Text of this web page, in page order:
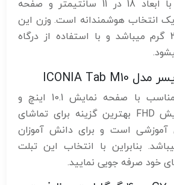
مدل Tab 7 Lite با ابعاد 18 در 11 سانتیمتر و صفحه
نیز یک انتخاب هوشمندانه است. وزن این
تبلت در حدود 245 گرم میباشد و با استفاده از درگاه
این تبلت قیمت مناسب با صفحه نمایش 10.1 اینچ و
کیفیت صفحه نمایش FHD بهترین گزینه برای تماشای
آموزشی است و برای دانش آموزان
بنابراین با انتخاب این تبلت
خود صرفه جویی نمایید.